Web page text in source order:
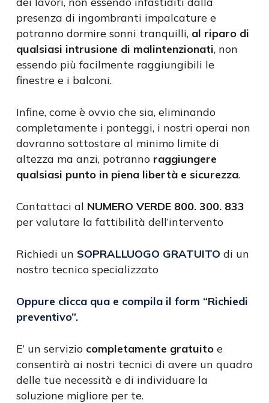
presenza di ingombranti impalcature e
potranno dormire sonni tranquilli, al riparo di
qualsiasi intrusione di malintenzionati, non
essendo più facilmente raggiungibili le
finestre e i balconi.
Infine, come è ovvio che sia, eliminando
completamente i ponteggi, i nostri operai non
dovranno sottostare al minimo limite di
altezza ma anzi, potranno raggiungere
qualsiasi punto in piena libertà e sicurezza.
Contattaci al NUMERO VERDE 800. 300. 833
per valutare la fattibilità dell’intervento
Richiedi un SOPRALLUOGO GRATUITO di un
nostro tecnico specializzato
Oppure clicca qua e compila il form “Richiedi
preventivo”.
E’ un servizio completamente gratuitoe
consentirà ai nostri tecnici di avere un quadro
delle tue necessità e di individuare la
soluzione migliore per te.